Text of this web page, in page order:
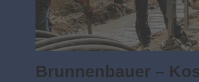
Brunnenbauer –